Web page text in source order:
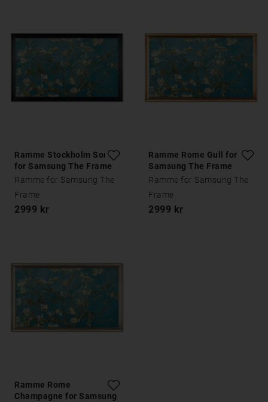
Ramme Stockholm Sort
for Samsung The Frame
Ramme for Samsung The
Frame
2999 kr
Ramme Rome Gull for
Samsung The Frame
Ramme for Samsung The
Frame
2999 kr
Ramme Rome
Champagne for Samsung